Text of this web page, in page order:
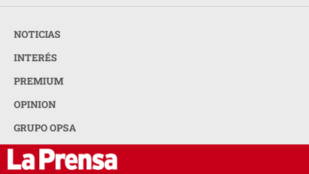
NOTICIAS
INTERÉS
PREMIUM
OPINION
GRUPO OPSA